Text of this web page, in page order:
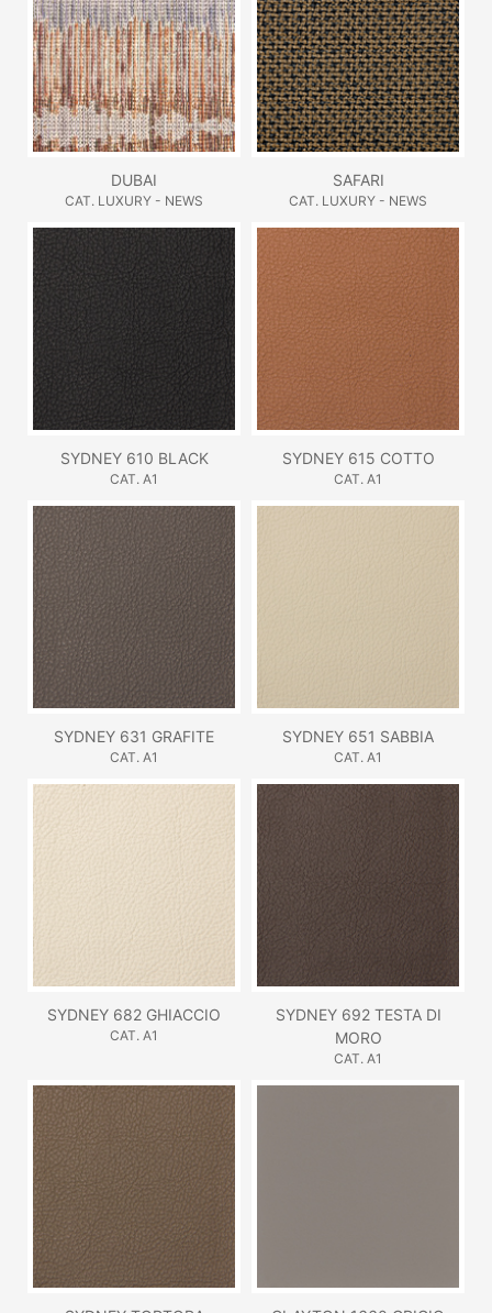
DUBAI
CAT. LUXURY - NEWS
SAFARI
CAT. LUXURY - NEWS
SYDNEY 610 BLACK
CAT. A1
SYDNEY 615 COTTO
CAT. A1
SYDNEY 631 GRAFITE
CAT. A1
SYDNEY 651 SABBIA
CAT. A1
SYDNEY 682 GHIACCIO
CAT. A1
SYDNEY 692 TESTA DI
MORO
CAT. A1